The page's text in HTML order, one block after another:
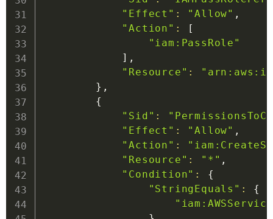
"Effect" : "Allow" ,
"Action" :
[
"iam:PassRole"
] ,
"Resource" :
} ,
{
"Sid" :
"Effect" : "Allow" ,
"Action" :
"Resource" : "*" ,
"Condition" :
{
"StringEquals" :
{